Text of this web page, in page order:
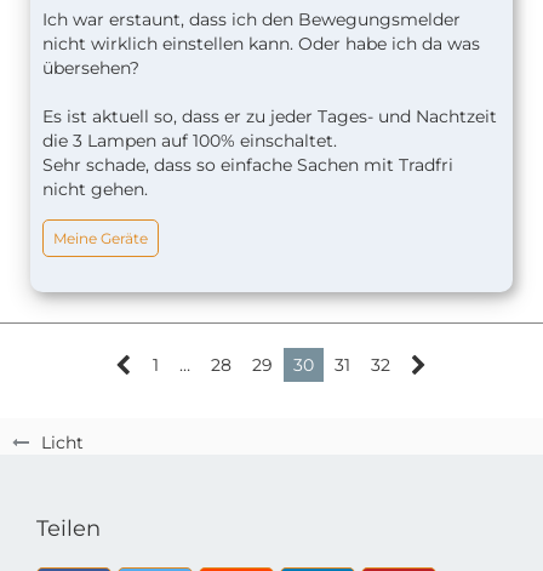
Licht
Ich war erstaunt, dass ich den Bewegungsmelder
nicht wirklich einstellen kann. Oder habe ich da was
übersehen?
Es ist aktuell so, dass er zu jeder Tages- und Nachtzeit
die 3 Lampen auf 100% einschaltet.
Sehr schade, dass so einfache Sachen mit Tradfri
nicht gehen.
Meine Geräte
1 … 28 29 30 31 32
Teilen